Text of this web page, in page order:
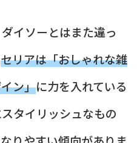
イソーとはまた違っ
セリアは「おしゃれな雑
ン」に力を入れている
タイリッシュなもの